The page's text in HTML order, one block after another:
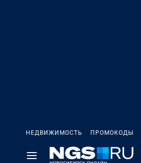
НЕДВИЖИМОСТЬ ПРОМОКОДЫ